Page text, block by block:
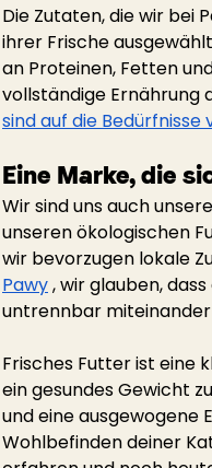
Die Zutaten, die wir bei
ihrer Frische
an Proteinen, Fetten
vollständige Ernährung
sind auf die
Eine Marke, die
Wir sind uns auch
unseren ökologischen
wir bevorzugen lokale
Pawy, wir glauben,
untrennbar
Frisches Futter ist eine
ein gesundes Gewicht
und eine ausgewogene
Wohlbefinden deiner